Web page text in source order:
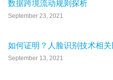
数据跨境流动规则探析
September 23, 2021
如何证明？人脸识别技术相
September 13, 2021